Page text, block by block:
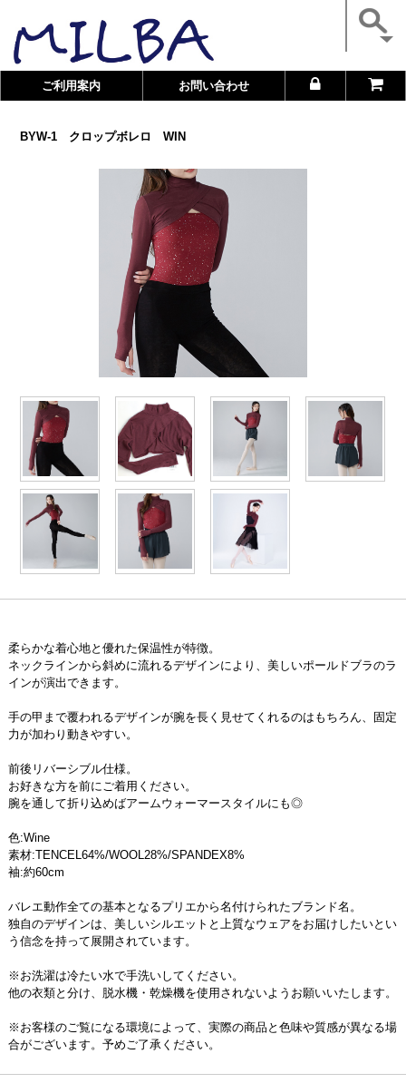
ご利用案内 お問い合わせ
BYW-1 クロップボレロ WIN
柔らかな着心地と優れた保温性が特徴。
ネックラインから斜めに流れるデザインにより、美しいポールドブラのラ
インが演出できます。
手の甲まで覆われるデザインが腕を長く見せてくれるのはもちろん、固定
力が加わり動きやすい。
前後リバーシブル仕様。
お好きな方を前にご着用ください。
腕を通して折り込めばアームウォーマースタイルにも◎
色:Wine
素材:TENCEL64%/WOOL28%/SPANDEX8%
袖:約60cm
バレエ動作全ての基本となるプリエから名付けられたブランド名。
独自のデザインは、美しいシルエットと上質なウェアをお届けしたいとい
う信念を持って展開されています。
※お洗濯は冷たい水で手洗いしてください。
他の衣類と分け、脱水機・乾燥機を使用されないようお願いいたします。
※お客様のご覧になる環境によって、実際の商品と色味や質感が異なる場
合がございます。予めご了承ください。